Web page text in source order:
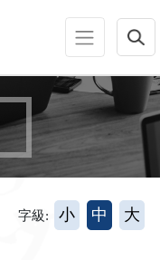
字級: 小 中 大